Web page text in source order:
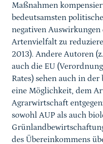
Maßnahmen
bedeutsamsten
negativen
Artenvielfalt zu
2013). Andere Autoren
auch die EU
Rates) sehen auch in
eine Möglichkeit, dem
Agrarwirtschaft
sowohl AUP als auch
des Übereinkommens